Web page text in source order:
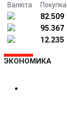
Валюта Покупка
82.509
95.367
12.235
ЭКОНОМИКА